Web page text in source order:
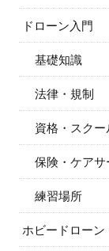
ドローン入門
基礎知識
法律・規制
資格・スクー
保険・ケアサ
練習場所
ホビードロー